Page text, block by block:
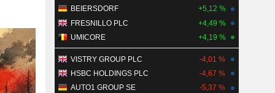
BEIERSDORF
+5,12 %
FRESNILLO PLC
+4,49 %
UMICORE
+4,19 %
VISTRY GROUP PLC
-4,01 %
HSBC HOLDINGS PLC
-4,67 %
AUTO1 GROUP SE
-5,37 %